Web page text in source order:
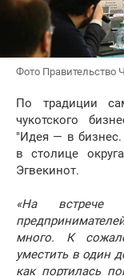
Фото Правительство
По традиции
чукотского
"Идея — в бизнес.
в столице
Эгвекинот.
«На встрече
много. К
уместить в один
как портилась